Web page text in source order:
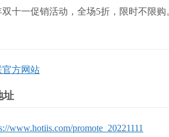
十一促销活动，全场5折，限时不限购
官方网站
址
www.hotiis.com/promote_20221111